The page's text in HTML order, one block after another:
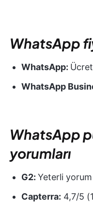
WhatsApp
WhatsApp:
WhatsApp
WhatsApp
yorumları
G2: Yeterli
Capterra: 4,7/5